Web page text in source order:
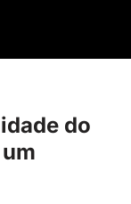
do